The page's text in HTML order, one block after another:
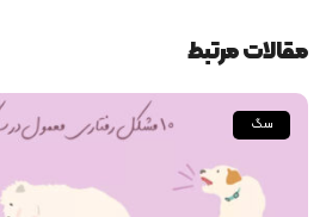
مقالات مرتبط
سگ